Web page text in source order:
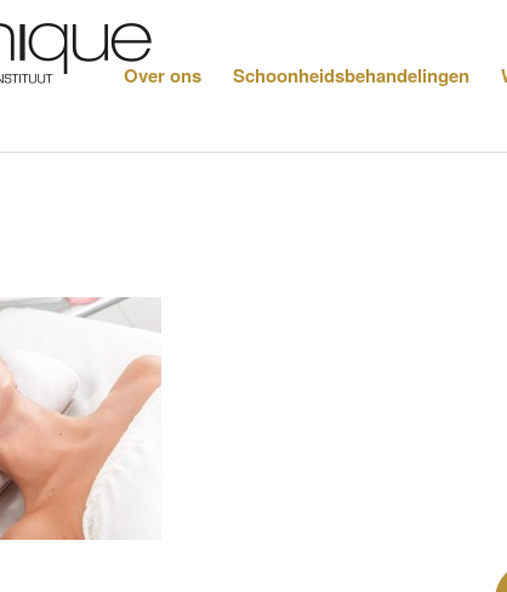
Over ons Schoonheidsbehandelingen